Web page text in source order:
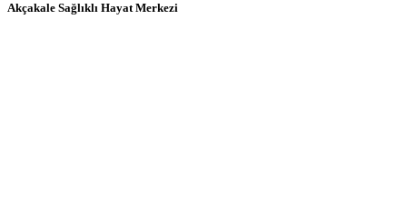
Akçakale Sağlıklı Hayat Merkezi